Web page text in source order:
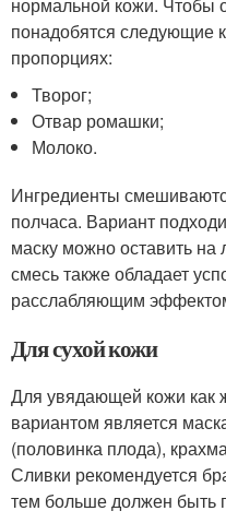
понадобятся следующие
пропорциях:
Творог;
Отвар ромашки;
Молоко.
Ингредиенты
полчаса. Вариант
маску можно оставить
смесь также обладает
расслабляющим
Для сухой кожи
Для увядающей кожи как
вариантом является
(половинка плода),
Сливки рекомендуется
тем больше должен быть